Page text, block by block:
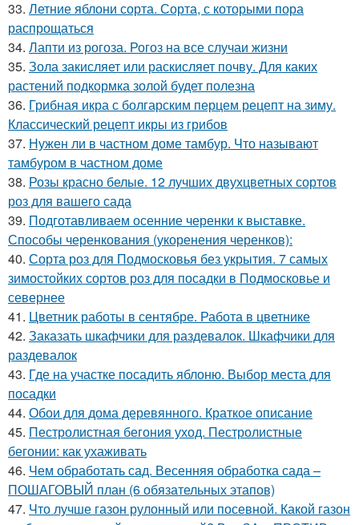
33. Летние яблони сорта. Сорта, с которыми пора
распрощаться
34. Лапти из рогоза. Рогоз на все случаи жизни
35. Зола закисляет или раскисляет почву. Для каких
растений подкормка золой будет полезна
36. Грибная икра с болгарским перцем рецепт на зиму.
Классический рецепт икры из грибов
37. Нужен ли в частном доме тамбур. Что называют
тамбуром в частном доме
38. Розы красно белые. 12 лучших двухцветных сортов
роз для вашего сада
39. Подготавливаем осенние черенки к выставке.
Способы черенкования (укоренения черенков):
40. Сорта роз для Подмосковья без укрытия. 7 самых
зимостойких сортов роз для посадки в Подмосковье и
севернее
41. Цветник работы в сентябре. Работа в цветнике
42. Заказать шкафчики для раздевалок. Шкафчики для
раздевалок
43. Где на участке посадить яблоню. Выбор места для
посадки
44. Обои для дома деревянного. Краткое описание
45. Пестролистная бегония уход. Пестролистные
бегонии: как ухаживать
46. Чем обработать сад. Весенняя обработка сада –
ПОШАГОВЫЙ план (6 обязательных этапов)
47. Что лучше газон рулонный или посевной. Какой газон